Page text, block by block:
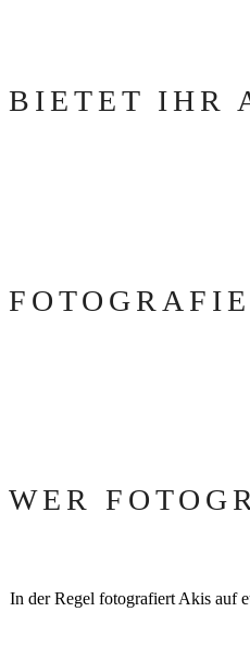
BIETET IHR
WER
In der Regel fotografiert Akis auf